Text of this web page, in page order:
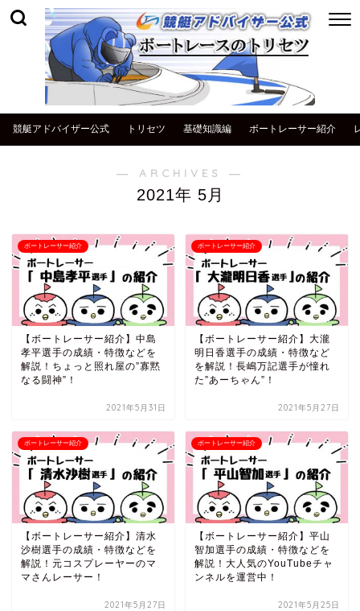
競艇アドバイザー公式 トリセツ 基礎知識編 ボートレーサー紹介
― ARCHIVES ―
2021年 5月
ボートレーサー紹介
【ボートレーサー紹介】中島
孝平選手の成績・特徴などを
解説！ちょっと照れ屋の”寡黙
なる闘神”！
2021年5月31日
ボートレーサー紹介
【ボートレーサー紹介】大瀧
明日香選手の成績・特徴など
を解説！長嶋万記選手が憧れ
た”あーちゃん”！
2021年5月27日
ボートレーサー紹介
【ボートレーサー紹介】清水
沙樹選手の成績・特徴などを
解説！元コスプレーヤーのマ
マさんレーサー！
2021年5月27日
ボートレーサー紹介
【ボートレーサー紹介】平山
智加選手の成績・特徴などを
解説！大人気のYouTubeチャ
ンネルを運営中！
2021年5月25日